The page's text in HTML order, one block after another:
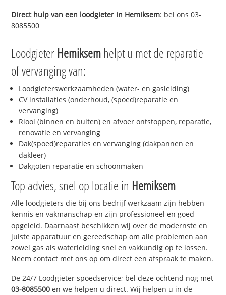
Direct hulp van een loodgieter in Hemiksem: bel ons 03-
8085500
Loodgieter Hemiksemhelpt u met de reparatie
of vervanging van:
Loodgieterswerkzaamheden (water- en gasleiding)
CV installaties (onderhoud, (spoed)reparatie en
vervanging)
Riool (binnen en buiten) en afvoer ontstoppen, reparatie,
renovatie en vervanging
Dak(spoed)reparaties en vervanging (dakpannen en
dakleer)
Dakgoten reparatie en schoonmaken
Top advies, snel op locatie in Hemiksem
Alle loodgieters die bij ons bedrijf werkzaam zijn hebben
kennis en vakmanschap en zijn professioneel en goed
opgeleid. Daarnaast beschikken wij over de modernste en
juiste apparatuur en gereedschap om alle problemen aan
zowel gas als waterleiding snel en vakkundig op te lossen.
Neem contact met ons op om direct een afspraak te maken.
De 24/7 Loodgieter spoedservice; bel deze ochtend nog met
03-8085500 en we helpen u direct. Wij helpen u in de